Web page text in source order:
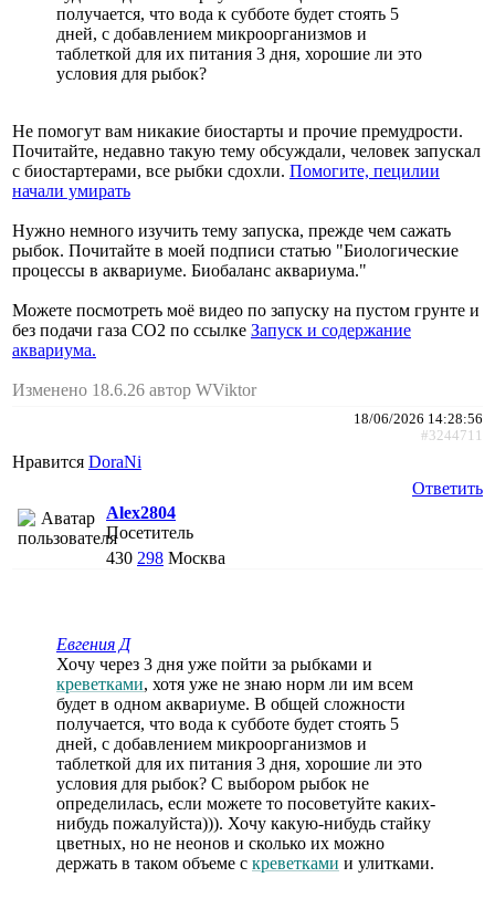
получается, что вода к субботе будет стоять 5
дней, с добавлением микроорганизмов и
таблеткой для их питания 3 дня, хорошие ли это
условия для рыбок?
Не помогут вам никакие биостарты и прочие премудрости.
Почитайте, недавно такую тему обсуждали, человек запускал
с биостартерами, все рыбки сдохли. Помогите, пецилии
начали умирать
Нужно немного изучить тему запуска, прежде чем сажать
рыбок. Почитайте в моей подписи статью "Биологические
процессы в аквариуме. Биобаланс аквариума."
Можете посмотреть моё видео по запуску на пустом грунте и
без подачи газа СО2 по ссылке Запуск и содержание
аквариума.
Изменено 18.6.26 автор WViktor
18/06/2026 14:28:56
#3244711
Нравится DoraNi
Ответить
Alex2804
Посетитель
430 298 Москва
Евгения Д
Хочу через 3 дня уже пойти за рыбками и
креветками, хотя уже не знаю норм ли им всем
будет в одном аквариуме. В общей сложности
получается, что вода к субботе будет стоять 5
дней, с добавлением микроорганизмов и
таблеткой для их питания 3 дня, хорошие ли это
условия для рыбок? С выбором рыбок не
определилась, если можете то посоветуйте каких-
нибудь пожалуйста))). Хочу какую-нибудь стайку
цветных, но не неонов и сколько их можно
держать в таком объеме с креветками и улитками.